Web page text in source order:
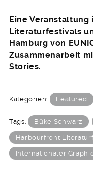
Eine Veranstaltung
Literaturfestivals
Hamburg von
Zusammenarbeit
Stories.
Kategorien: Featured
Tags: Büke Schwarz
Harbourfront
Internationaler